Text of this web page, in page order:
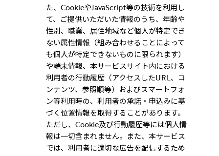
た、CookieやJavaScript等の技術を利用し
て、ご提供いただいた情報のうち、年齢や
性別、職業、居住地域など個人が特定でき
ない属性情報（組み合わせることによって
も個人が特定できないものに限られます）
や端末情報、本サービスサイト内における
利用者の行動履歴（アクセスしたURL、コ
ンテンツ、参照順等）およびスマートフォ
ン等利用時の、利用者の承諾・申込みに基
づく位置情報を取得することがあります。
ただし、Cookie及び行動履歴等には個人情
報は一切含まれません。また、本サービス
では、利用者に適切な広告を配信するため